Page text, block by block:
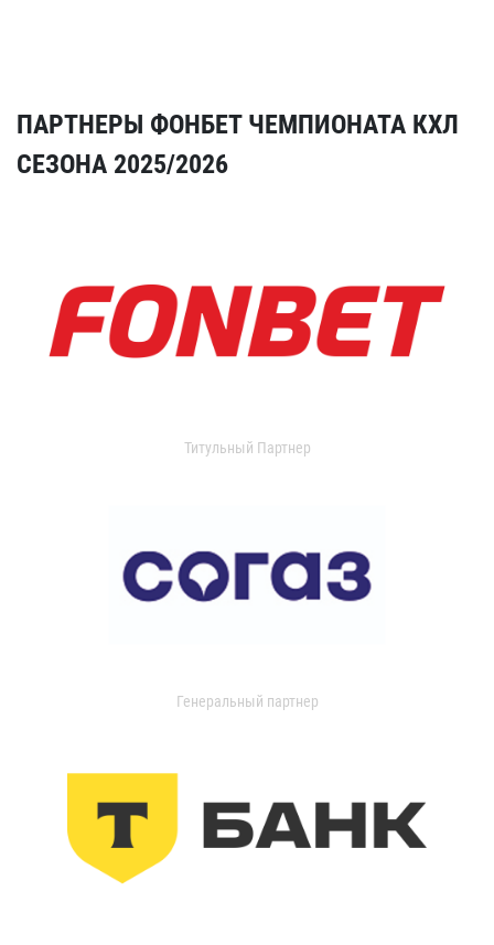
ПАРТНЕРЫ ФОНБЕТ ЧЕМПИОНАТА КХЛ
СЕЗОНА 2025/2026
Титульный Партнер
Генеральный партнер